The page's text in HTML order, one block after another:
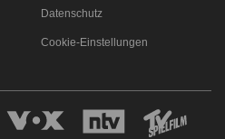
Datenschutz
Cookie-Einstellungen